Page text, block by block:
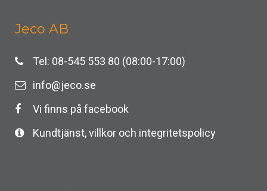
Jeco AB
Tel: 08-545 553 80 (08:00-17:00)
info@jeco.se
Vi finns på facebook
Kundtjänst, villkor och integritetspolicy